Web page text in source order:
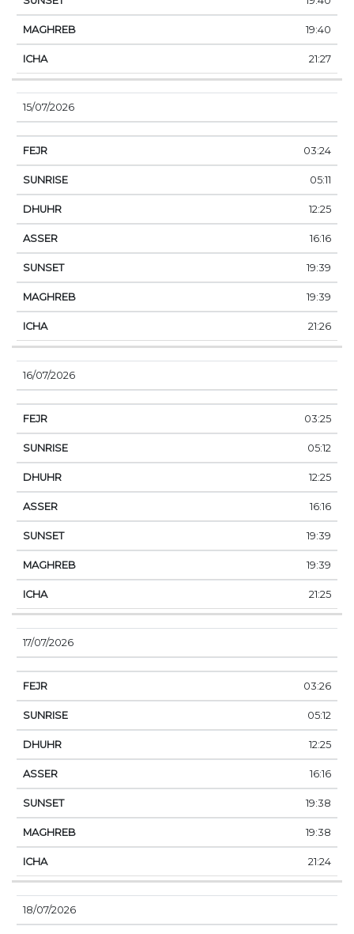
19:40
21:27
15/07/2026
03:24
05:11
12:25
16:16
19:39
19:39
21:26
16/07/2026
03:25
05:12
12:25
16:16
19:39
19:39
21:25
17/07/2026
03:26
05:12
12:25
16:16
19:38
19:38
21:24
18/07/2026